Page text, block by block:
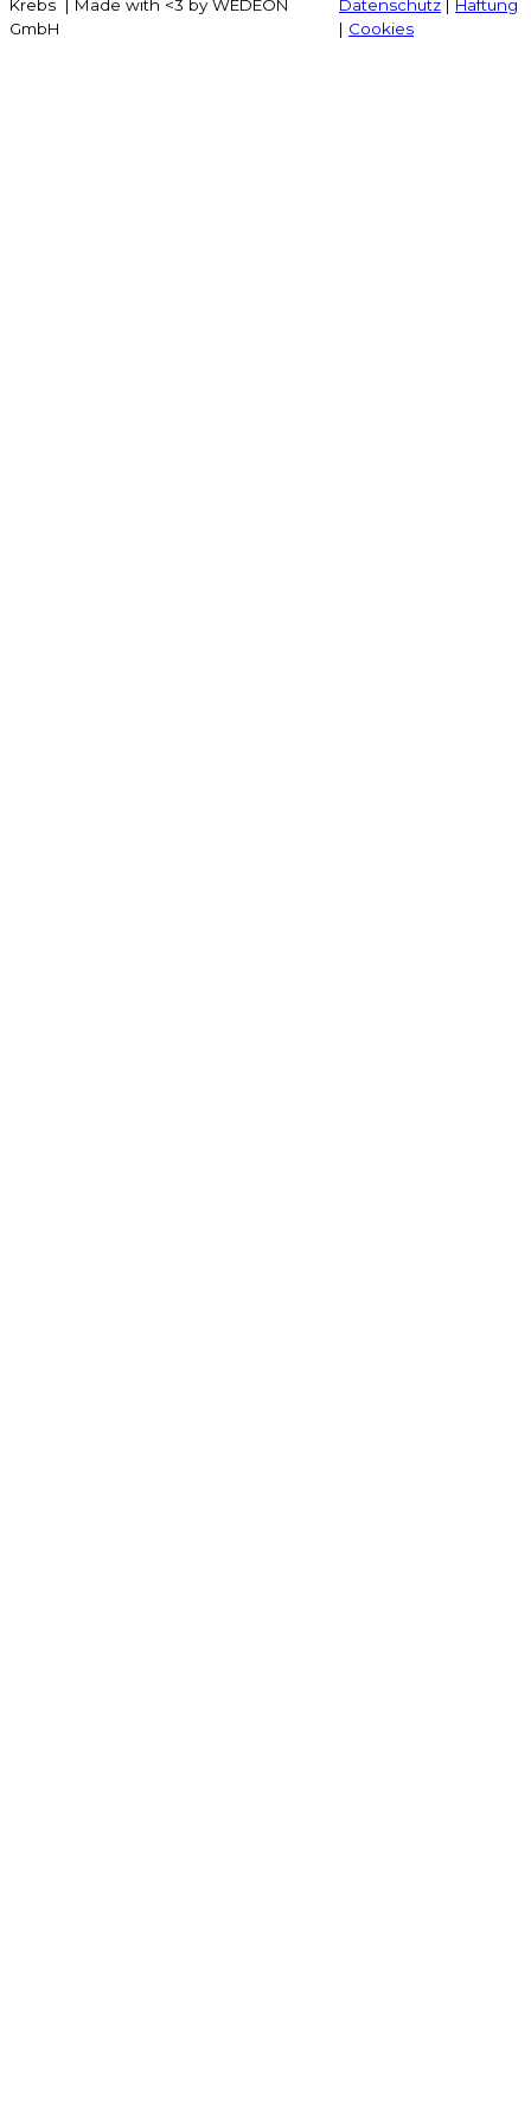
Krebs | Made with <3 by WEDEON
GmbH
Datenschutz
Haftung
| Cookies